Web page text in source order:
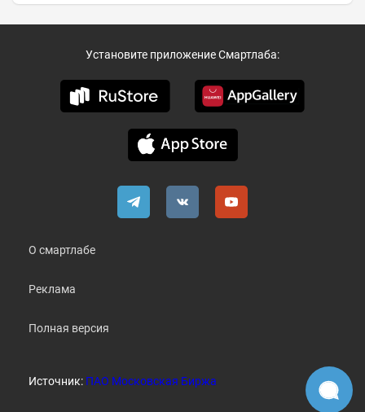
Установите приложение Смартлаба:
О смартлабе
Реклама
Полная версия
Источник: ПАО Московская Биржа